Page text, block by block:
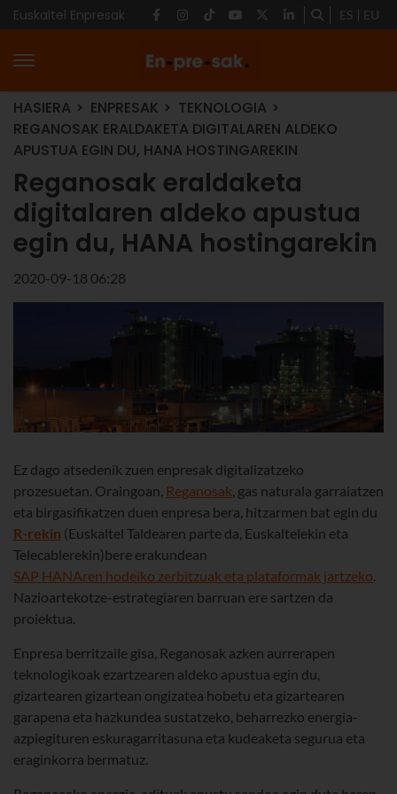
Euskaltel Enpresak ES EU
HASIERA ENPRESAK
TEKNOLOGIA
REGANOSAK ERALDAKETA DIGITALAREN ALDEKO
APUSTUA EGIN DU, HANA HOSTINGAREKIN
Reganosak eraldaketa
digitalaren aldeko apustua
egin du, HANA hostingarekin
2020-09-18 06:28
Ez dago atsedenik zuen enpresak digitalizatzeko
prozesuetan. Oraingoan, Reganosak, gas naturala garraiatzen
eta birgasifikatzen duen enpresa bera, hitzarmen bat egin du
R-rekin (Euskaltel Taldearen parte da, Euskaltelekin eta
Telecablerekin)bere erakundean
SAP HANAren hodeiko zerbitzuak eta plataformak jartzeko.
Nazioartekotze-estrategiaren barruan ere sartzen da
proiektua.
Enpresa berritzaile gisa, Reganosak azken aurrerapen
teknologikoak ezartzearen aldeko apustua egin du,
gizartearen gizartean ongizatea hobetu eta gizartearen
garapena eta hazkundea sustatzeko, beharrezko energia-
azpiegituren eskuragarritasuna eta kudeaketa segurua eta
eraginkorra bermatuz.